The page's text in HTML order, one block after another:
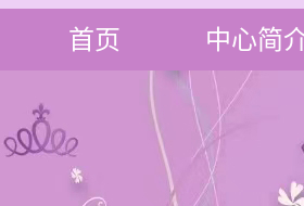
首页 中心简